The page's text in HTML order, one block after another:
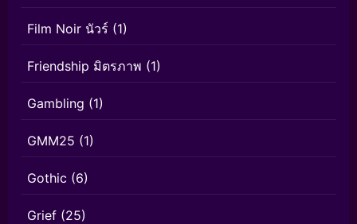
Film Noir นัวร์ (1)
Friendship มิตรภาพ (1)
Gambling (1)
GMM25 (1)
Gothic (6)
Grief (25)